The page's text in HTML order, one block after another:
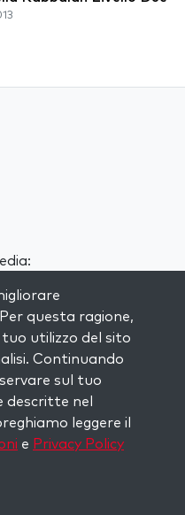
list e ricevi
nella tua
questa ragione,
utilizzo del sito
Continuando
sul tuo
descritte nel
leggere il
e Privacy Policy